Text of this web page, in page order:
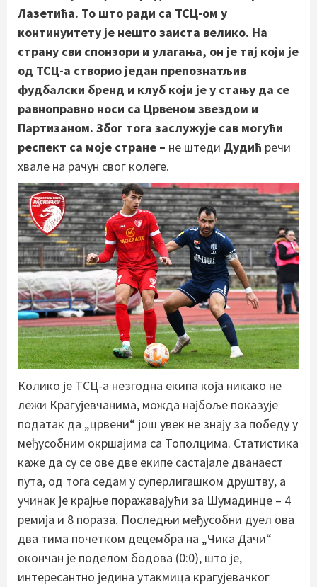
Лазетића. То што ради са ТСЦ-ом у
континуитету је нешто заиста велико. На
страну сви спонзори и улагања, он је тај који је
од ТСЦ-а створио један препознатљив
фудбалски бренд и клуб који је у стању да се
равноправно носи са Црвеном звездом и
Партизаном. Због тога заслужује сав могући
респект са моје стране – не штеди Дудић речи
хвале на рачун свог колеге.
Колико је ТСЦ-а незгодна екипа која никако не
лежи Крагујевчанима, можда најбоље показује
податак да „црвени“ још увек не знају за победу у
међусобним окршајима са Тополцима. Статистика
каже да су се ове две екипе састајале дванаест
пута, од тога седам у суперлигашком друштву, а
учинак је крајње поражавајући за Шумадинце – 4
ремија и 8 пораза. Последњи међусобни дуел ова
два тима почетком децембра на „Чика Дачи“
окончан је поделом бодова (0:0), што је,
интересантно једина утакмица крагујевачког